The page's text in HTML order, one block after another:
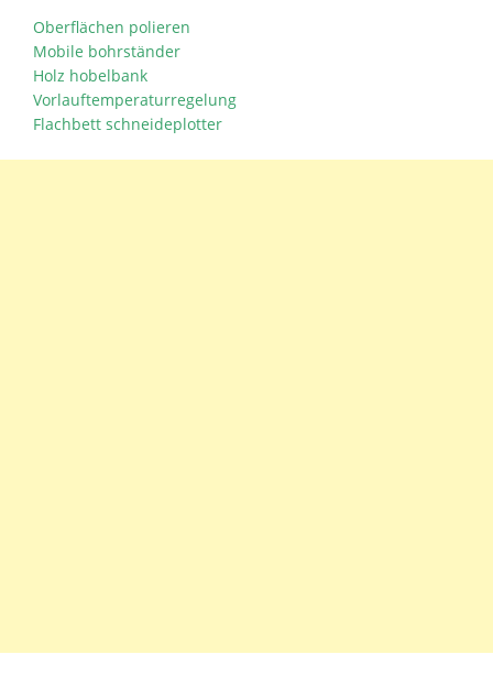
Oberflächen polieren
Mobile bohrständer
Holz hobelbank
Vorlauftemperaturregelung
Flachbett schneideplotter